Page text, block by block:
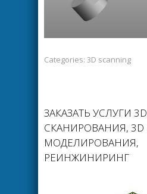
Categories: 3D scanning
ЗАКАЗАТЬ УСЛУГИ 3D
СКАНИРОВАНИЯ, 3D
МОДЕЛИРОВАНИЯ,
РЕИНЖИНИРИНГ